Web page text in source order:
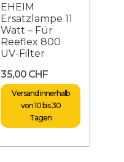
EHEIM
Ersatzlampe 11
Watt – Für
Reeflex 800
UV-Filter
35,00 CHF
Versand innerhalb
von 10 bis 30
Tagen